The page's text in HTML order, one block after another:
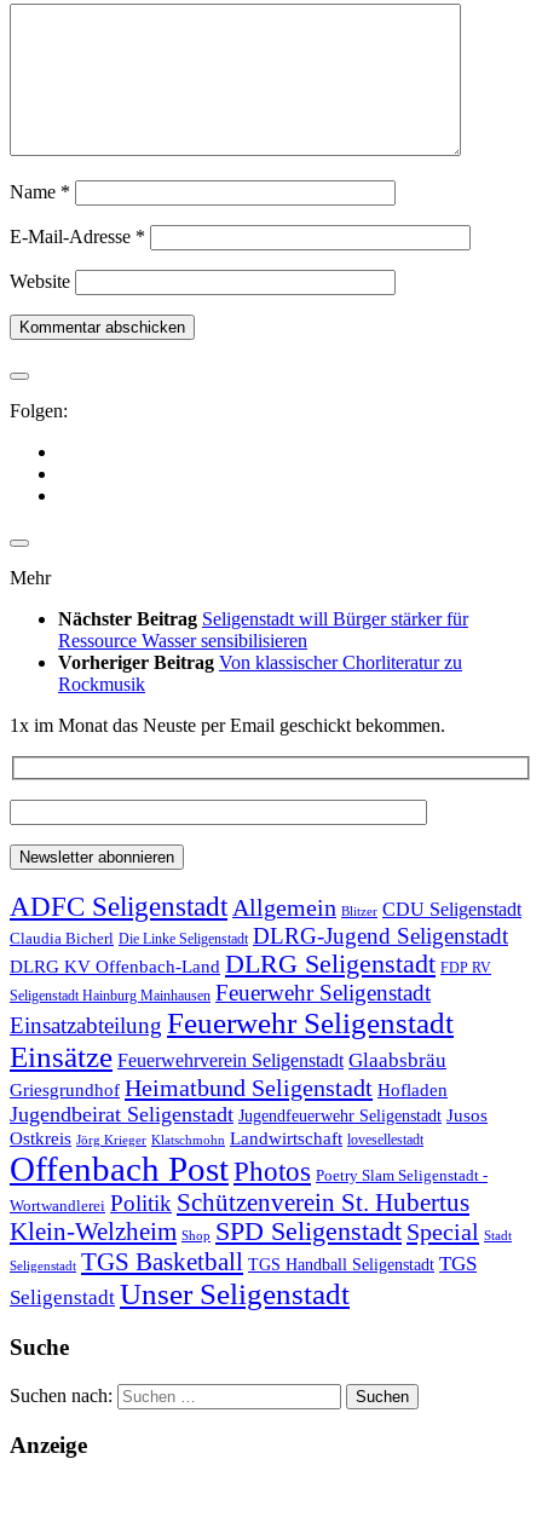
Name *
E-Mail-Adresse *
Website
Folgen:
Mehr
Nächster Beitrag Seligenstadt will Bürger stärker für
Ressource Wasser sensibilisieren
Vorheriger Beitrag Von klassischer Chorliteratur zu
Rockmusik
1x im Monat das Neuste per Email geschickt bekommen.
ADFC SeligenstadtAllgemein Blitzer CDU Seligenstadt
Claudia Bicherl Die Linke Seligenstadt DLRG-Jugend Seligenstadt
DLRG KV Offenbach-Land DLRG Seligenstadt FDP RV
Seligenstadt Hainburg Mainhausen Feuerwehr Seligenstadt
Einsatzabteilung Feuerwehr Seligenstadt
Einsätze Feuerwehrverein Seligenstadt Glaabsbräu
Griesgrundhof Heimatbund Seligenstadt Hofladen
Jugendbeirat Seligenstadt Jugendfeuerwehr Seligenstadt Jusos
Ostkreis Jörg Krieger Klatschmohn Landwirtschaft lovesellestadt
Offenbach PostPhotos Poetry Slam Seligenstadt -
Wortwandlerei Politik Schützenverein St. Hubertus
Klein-Welzheim Shop SPD Seligenstadt Special Stadt
Seligenstadt TGS Basketball TGS Handball Seligenstadt TGS
Seligenstadt Unser Seligenstadt
Suche
Suchen nach:
Anzeige